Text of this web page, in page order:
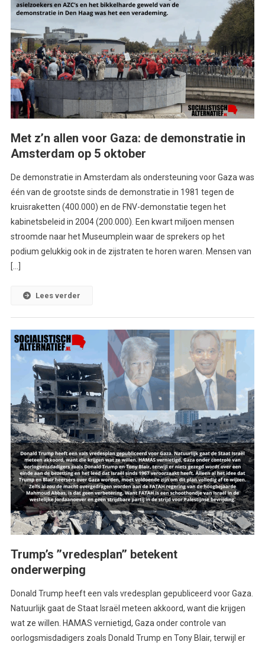
Met z’n allen voor Gaza: de demonstratie in
Amsterdam op 5 oktober
De demonstratie in Amsterdam als ondersteuning voor Gaza was
één van de grootste sinds de demonstratie in 1981 tegen de
kruisraketten (400.000) en de FNV-demonstatie tegen het
kabinetsbeleid in 2004 (200.000). Een kwart miljoen mensen
stroomde naar het Museumplein waar de sprekers op het
podium gelukkig ook in de zijstraten te horen waren. Mensen van
[…]
Lees verder
Trump’s ’’vredesplan’’ betekent
onderwerping
Donald Trump heeft een vals vredesplan gepubliceerd voor Gaza.
Natuurlijk gaat de Staat Israël meteen akkoord, want die krijgen
wat ze willen. HAMAS vernietigd, Gaza onder controle van
oorlogsmisdadigers zoals Donald Trump en Tony Blair, terwijl er